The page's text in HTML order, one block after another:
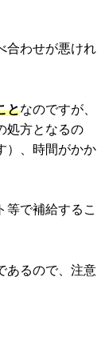
合わせが悪けれ
となのですが、
処方となるの
）、時間がかか
等で補給するこ
あるので、注意